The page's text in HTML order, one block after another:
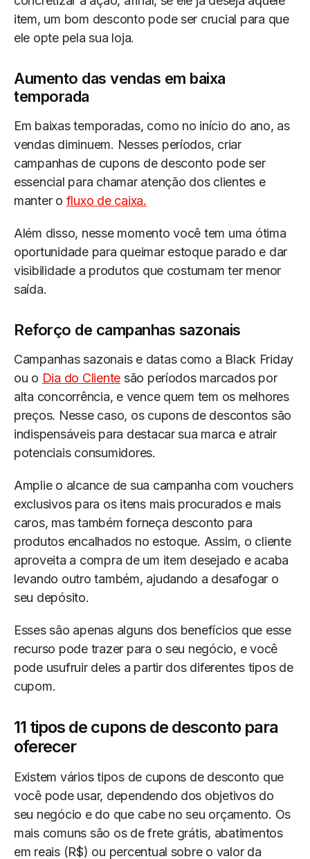
item, um bom desconto pode ser crucial para que
ele opte pela sua loja.
Aumento das vendas em baixa
temporada
Em baixas temporadas, como no início do ano, as
vendas diminuem. Nesses períodos, criar
campanhas de cupons de desconto pode ser
essencial para chamar atenção dos clientes e
manter o fluxo de caixa.
Além disso, nesse momento você tem uma ótima
oportunidade para queimar estoque parado e dar
visibilidade a produtos que costumam ter menor
saída.
Reforço de campanhas sazonais
Campanhas sazonais e datas como a Black Friday
ou o Dia do Cliente são períodos marcados por
alta concorrência, e vence quem tem os melhores
preços. Nesse caso, os cupons de descontos são
indispensáveis para destacar sua marca e atrair
potenciais consumidores.
Amplie o alcance de sua campanha com vouchers
exclusivos para os itens mais procurados e mais
caros, mas também forneça desconto para
produtos encalhados no estoque. Assim, o cliente
aproveita a compra de um item desejado e acaba
levando outro também, ajudando a desafogar o
seu depósito.
Esses são apenas alguns dos benefícios que esse
recurso pode trazer para o seu negócio, e você
pode usufruir deles a partir dos diferentes tipos de
cupom.
11 tipos de cupons de desconto para
oferecer
Existem vários tipos de cupons de desconto que
você pode usar, dependendo dos objetivos do
seu negócio e do que cabe no seu orçamento. Os
mais comuns são os de frete grátis, abatimentos
em reais (R$) ou percentual sobre o valor da